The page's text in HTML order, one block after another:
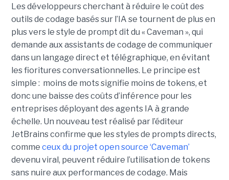
Les développeurs cherchant à réduire le coût des
outils de codage basés sur l’IA se tournent de plus en
plus vers le style de prompt dit du « Caveman », qui
demande aux assistants de codage de communiquer
dans un langage direct et télégraphique, en évitant
les fioritures conversationnelles. Le principe est
simple : moins de mots signifie moins de tokens, et
donc une baisse des coûts d’inférence pour les
entreprises déployant des agents IA à grande
échelle. Un nouveau test réalisé par l’éditeur
JetBrains confirme que les styles de prompts directs,
comme ceux du projet open source ‘Caveman’
devenu viral, peuvent réduire l’utilisation de tokens
sans nuire aux performances de codage. Mais